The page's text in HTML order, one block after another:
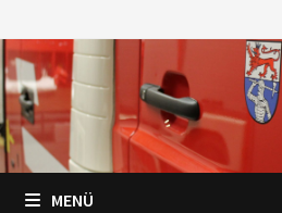
Inhalt
springen
MENÜ